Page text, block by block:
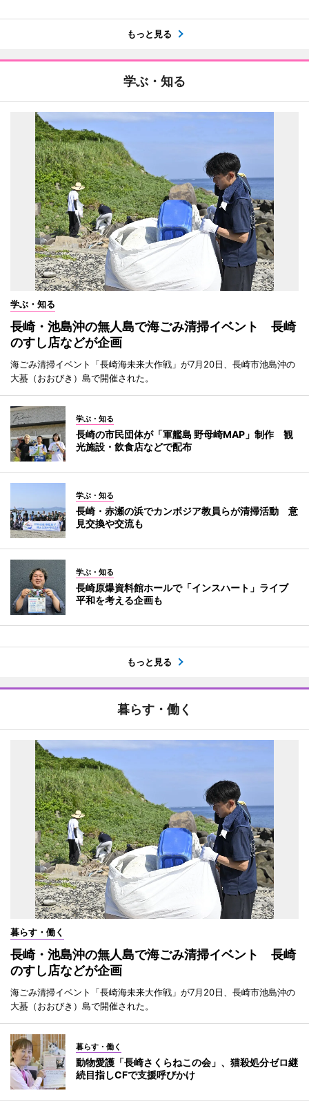
もっと見る
学ぶ・知る
学ぶ・知る
長崎・池島沖の無人島で海ごみ清掃イベント 長崎
のすし店などが企画
海ごみ清掃イベント「長崎海未来大作戦」が7月20日、長崎市池島沖の
大蟇（おおびき）島で開催された。
学ぶ・知る
長崎の市民団体が「軍艦島 野母崎MAP」制作 観
光施設・飲食店などで配布
学ぶ・知る
長崎・赤瀬の浜でカンボジア教員らが清掃活動 意
見交換や交流も
学ぶ・知る
長崎原爆資料館ホールで「インスハート」ライブ
平和を考える企画も
もっと見る
暮らす・働く
暮らす・働く
長崎・池島沖の無人島で海ごみ清掃イベント 長崎
のすし店などが企画
海ごみ清掃イベント「長崎海未来大作戦」が7月20日、長崎市池島沖の
大蟇（おおびき）島で開催された。
暮らす・働く
動物愛護「長崎さくらねこの会」、猫殺処分ゼロ継
続目指しCFで支援呼びかけ